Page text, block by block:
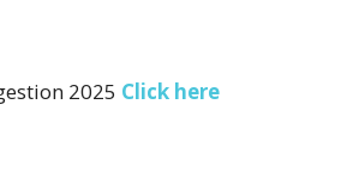
2025 Click here